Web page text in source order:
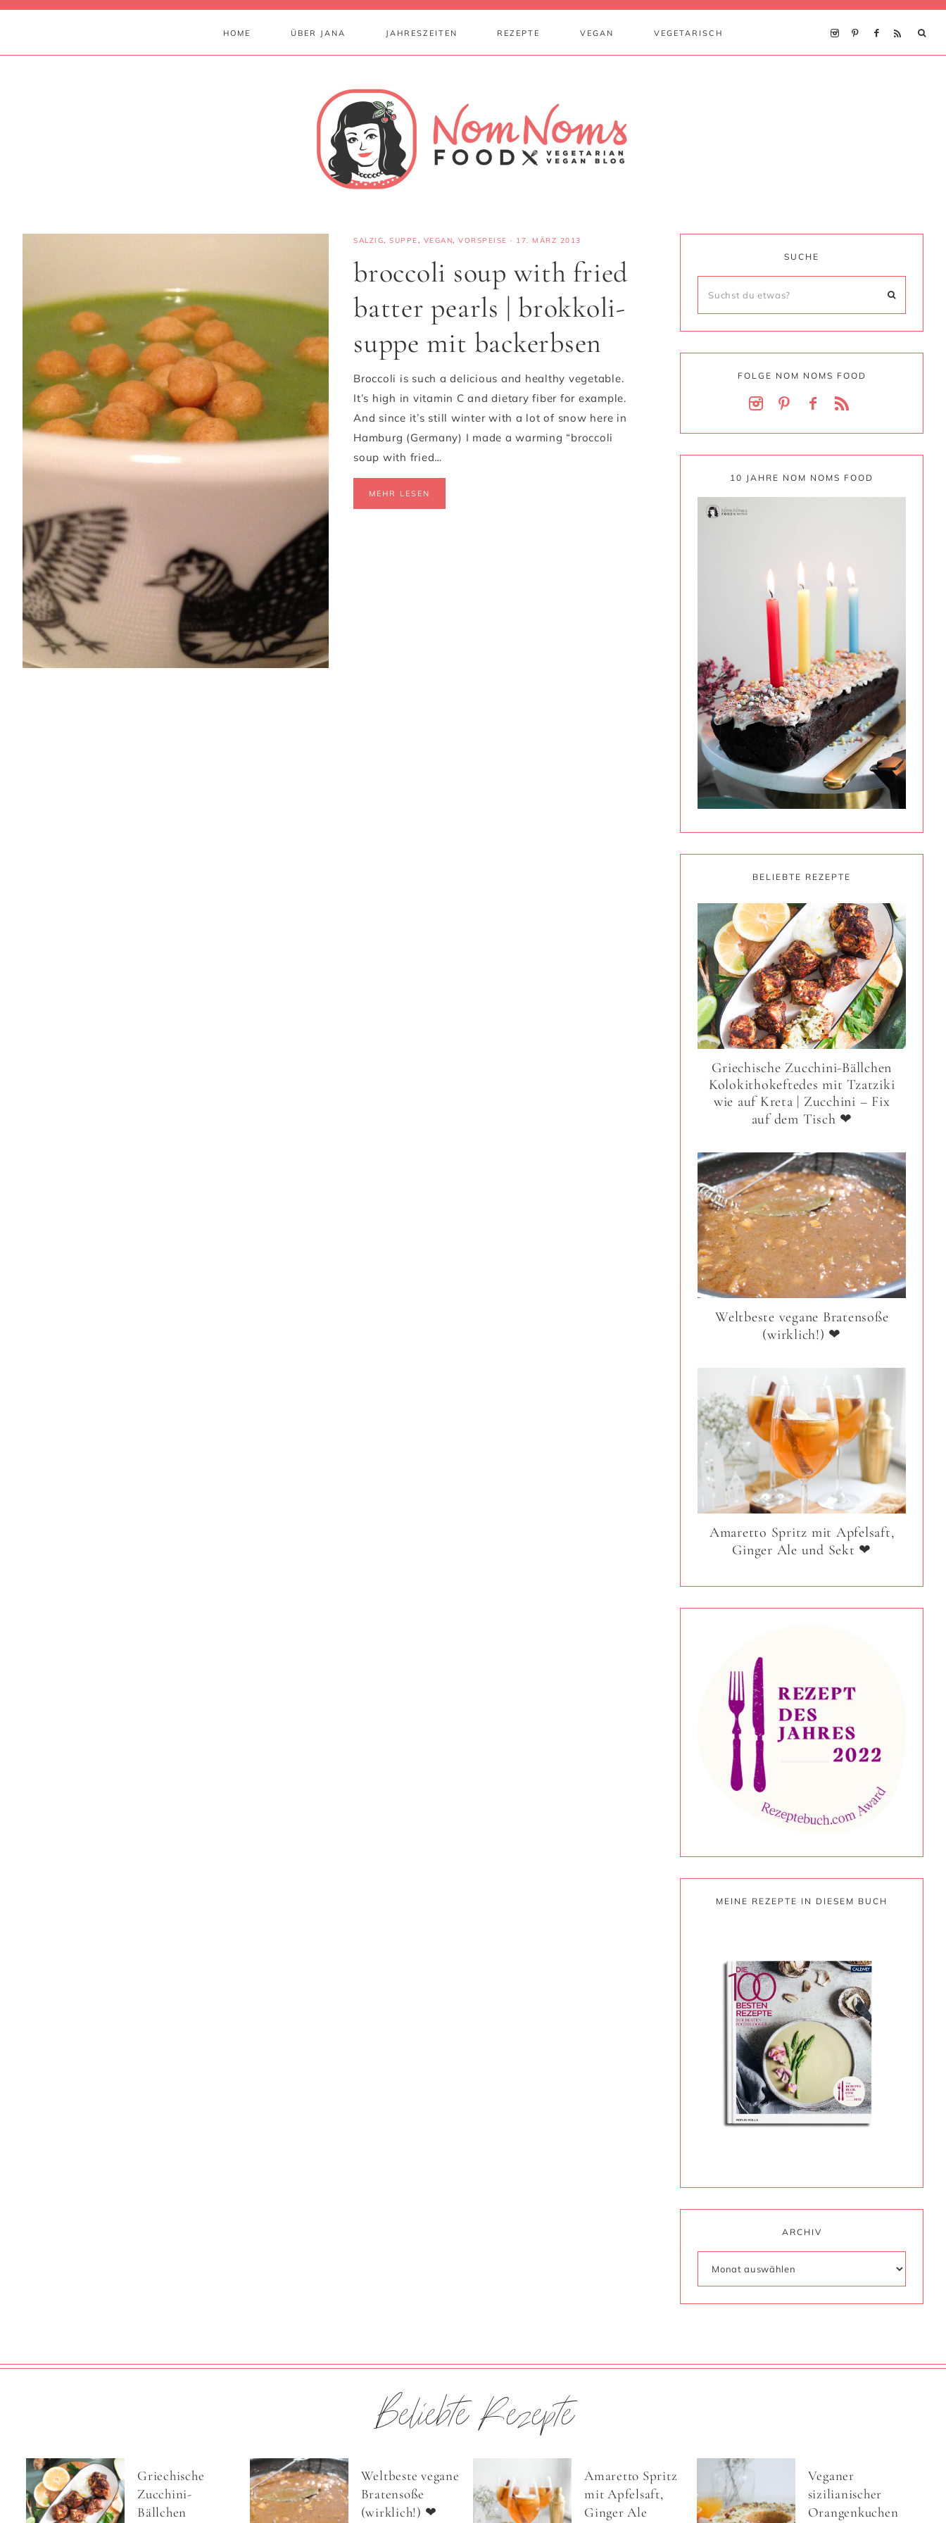
HOME ÜBER JANA JAHRESZEITEN REZEPTE VEGAN VEGETARISCH
SALZIG, SUPPE, VEGAN, VORSPEISE · 17. MÄRZ 2013
broccoli soup with fried
batter pearls | brokkoli-
suppe mit backerbsen
Broccoli is such a delicious and healthy vegetable.
It’s high in vitamin C and dietary fiber for example.
And since it’s still winter with a lot of snow here in
Hamburg (Germany) I made a warming “broccoli
soup with fried…
MEHR LESEN
SUCHE
FOLGE NOM NOMS FOOD
10 JAHRE NOM NOMS FOOD
BELIEBTE REZEPTE
Griechische Zucchini-Bällchen
Kolokithokeftedes mit Tzatziki
wie auf Kreta | Zucchini – Fix
auf dem Tisch ❤
Weltbeste vegane Bratensoße
(wirklich!) ❤
Amaretto Spritz mit Apfelsaft,
Ginger Ale und Sekt ❤
MEINE REZEPTE IN DIESEM BUCH
ARCHIV
Beliebte Rezepte
Griechische
Zucchini-
Bällchen
Weltbeste vegane
Bratensoße
(wirklich!) ❤
Amaretto Spritz
mit Apfelsaft,
Ginger Ale
Veganer
sizilianischer
Orangenkuchen